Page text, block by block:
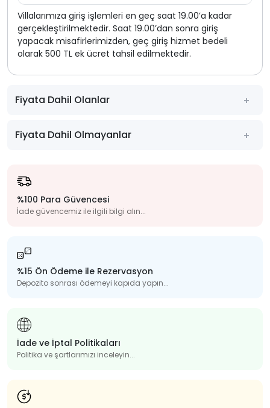
Villalarımıza giriş işlemleri en geç saat 19.00’a kadar
gerçekleştirilmektedir. Saat 19.00’dan sonra giriş
yapacak misafirlerimizden, geç giriş hizmet bedeli
olarak 500 TL ek ücret tahsil edilmektedir.
Fiyata Dahil Olanlar
Fiyata Dahil Olmayanlar
%100 Para Güvencesi
İade güvencemiz ile ilgili bilgi alın...
%15 Ön Ödeme ile Rezervasyon
Depozito sonrası ödemeyi kapıda yapın...
İade ve İptal Politikaları
Politika ve şartlarımızı inceleyin...